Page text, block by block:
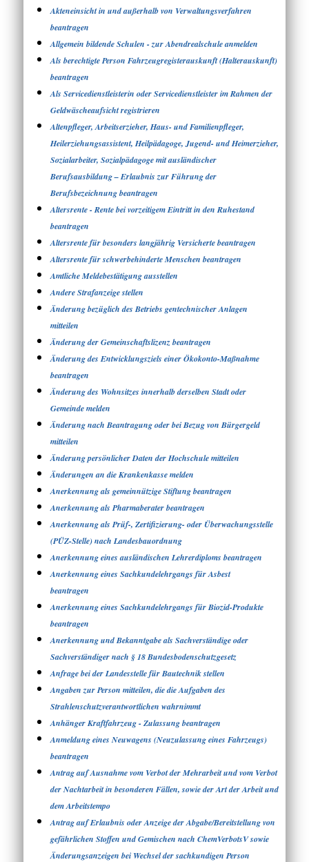
Akteneinsicht in und außerhalb von Verwaltungsverfahren
beantragen
Allgemein bildende Schulen - zur Abendrealschule anmelden
Als berechtigte Person Fahrzeugregisterauskunft (Halterauskunft)
beantragen
Als Servicedienstleisterin oder Servicedienstleister im Rahmen der
Geldwäscheaufsicht registrieren
Altenpfleger, Arbeitserzieher, Haus- und Familienpfleger,
Heilerziehungsassistent, Heilpädagoge, Jugend- und Heimerzieher,
Sozialarbeiter, Sozialpädagoge mit ausländischer
Berufsausbildung – Erlaubnis zur Führung der
Berufsbezeichnung beantragen
Altersrente - Rente bei vorzeitigem Eintritt in den Ruhestand
beantragen
Altersrente für besonders langjährig Versicherte beantragen
Altersrente für schwerbehinderte Menschen beantragen
Amtliche Meldebestätigung ausstellen
Andere Strafanzeige stellen
Änderung bezüglich des Betriebs gentechnischer Anlagen
mitteilen
Änderung der Gemeinschaftslizenz beantragen
Änderung des Entwicklungsziels einer Ökokonto-Maßnahme
beantragen
Änderung des Wohnsitzes innerhalb derselben Stadt oder
Gemeinde melden
Änderung nach Beantragung oder bei Bezug von Bürgergeld
mitteilen
Änderung persönlicher Daten der Hochschule mitteilen
Änderungen an die Krankenkasse melden
Anerkennung als gemeinnützige Stiftung beantragen
Anerkennung als Pharmaberater beantragen
Anerkennung als Prüf-, Zertifizierung- oder Überwachungsstelle
(PÜZ-Stelle) nach Landesbauordnung
Anerkennung eines ausländischen Lehrerdiploms beantragen
Anerkennung eines Sachkundelehrgangs für Asbest
beantragen
Anerkennung eines Sachkundelehrgangs für Biozid-Produkte
beantragen
Anerkennung und Bekanntgabe als Sachverständige oder
Sachverständiger nach § 18 Bundesbodenschutzgesetz
Anfrage bei der Landesstelle für Bautechnik stellen
Angaben zur Person mitteilen, die die Aufgaben des
Strahlenschutzverantwortlichen wahrnimmt
Anhänger Kraftfahrzeug - Zulassung beantragen
Anmeldung eines Neuwagens (Neuzulassung eines Fahrzeugs)
beantragen
Antrag auf Ausnahme vom Verbot der Mehrarbeit und vom Verbot
der Nachtarbeit in besonderen Fällen, sowie der Art der Arbeit und
dem Arbeitstempo
Antrag auf Erlaubnis oder Anzeige der Abgabe/Bereitstellung von
gefährlichen Stoffen und Gemischen nach ChemVerbotsV sowie
Änderungsanzeigen bei Wechsel der sachkundigen Person